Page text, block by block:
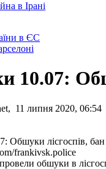
в Ірані
в ЄС
10.07:
11 липня 2020, 06:54
frankivsk.police
обшуки в